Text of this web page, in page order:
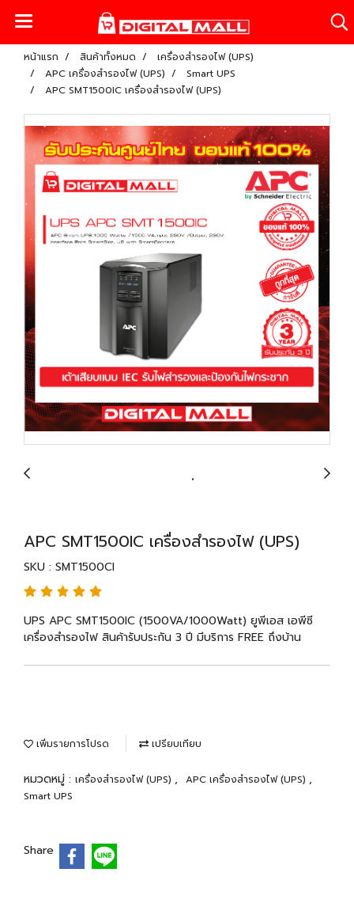
หน้าแรก สินค้าทั้งหมด
เครื่องสำรองไฟ (UPS)
APC เครื่องสำรองไฟ (UPS)
Smart UPS
APC SMT1500IC เครื่องสำรองไฟ (UPS)
APC SMT1500IC เครื่องสำรองไฟ (UPS)
SKU : SMT1500CI
UPS APC SMT1500IC (1500VA/1000Watt) ยูพีเอส เอพีซี
เครื่องสำรองไฟ สินค้ารับประกัน 3 ปี มีบริการ FREE ถึงบ้าน
เพิ่มรายการโปรด เปรียบเทียบ
หมวดหมู่ : เครื่องสำรองไฟ (UPS) , APC เครื่องสำรองไฟ (UPS) ,
Smart UPS
Share